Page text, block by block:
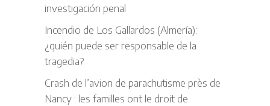
investigación penal
Incendio de Los Gallardos (Almería):
¿quién puede ser responsable de la
tragedia?
Crash de l’avion de parachutisme près de
Nancy : les familles ont le droit de